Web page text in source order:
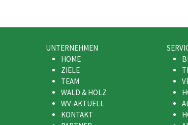
UNTERNEHMEN
HOME
ZIELE
TEAM
WALD & HOLZ
WV-AKTUELL
KONTAKT